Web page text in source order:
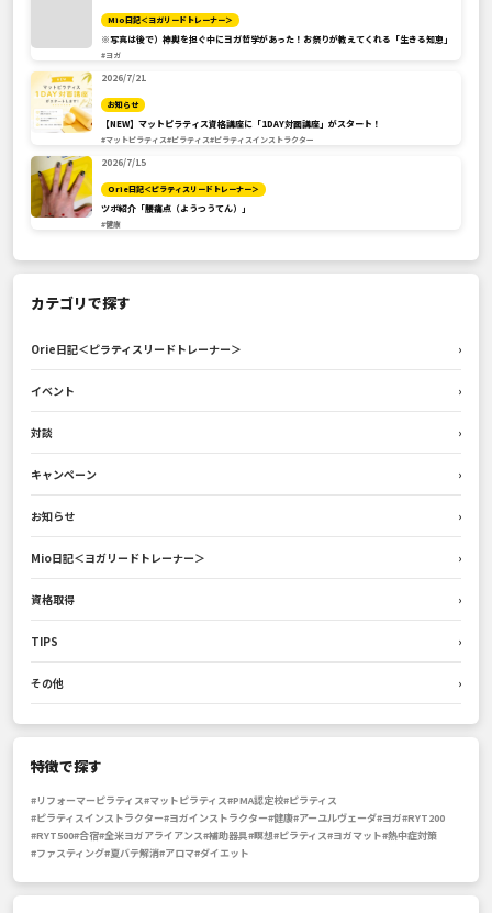
Mio日記＜ヨガリードトレーナー＞
※写真は後で）神輿を担ぐ中にヨガ哲学があった！お祭りが教えてくれる「生きる知恵」
#ヨガ
2026/7/21
お知らせ
【NEW】マットピラティス資格講座に「1DAY対面講座」がスタート！
#マットピラティス#ピラティス#ピラティスインストラクター
2026/7/15
Orie日記＜ピラティスリードトレーナー＞
ツボ紹介「腰痛点（ようつうてん）」
#健康
カテゴリで探す
Orie日記＜ピラティスリードトレーナー＞ ›
イベント ›
対談 ›
キャンペーン ›
お知らせ ›
Mio日記＜ヨガリードトレーナー＞ ›
資格取得 ›
TIPS ›
その他 ›
特徴で探す
#リフォーマーピラティス#マットピラティス#PMA認定校#ピラティス
#ピラティスインストラクター#ヨガインストラクター#健康#アーユルヴェーダ#ヨガ#RYT200
#RYT500#合宿#全米ヨガアライアンス#補助器具#瞑想#ピラティス#ヨガマット#熱中症対策
#ファスティング#夏バテ解消#アロマ#ダイエット